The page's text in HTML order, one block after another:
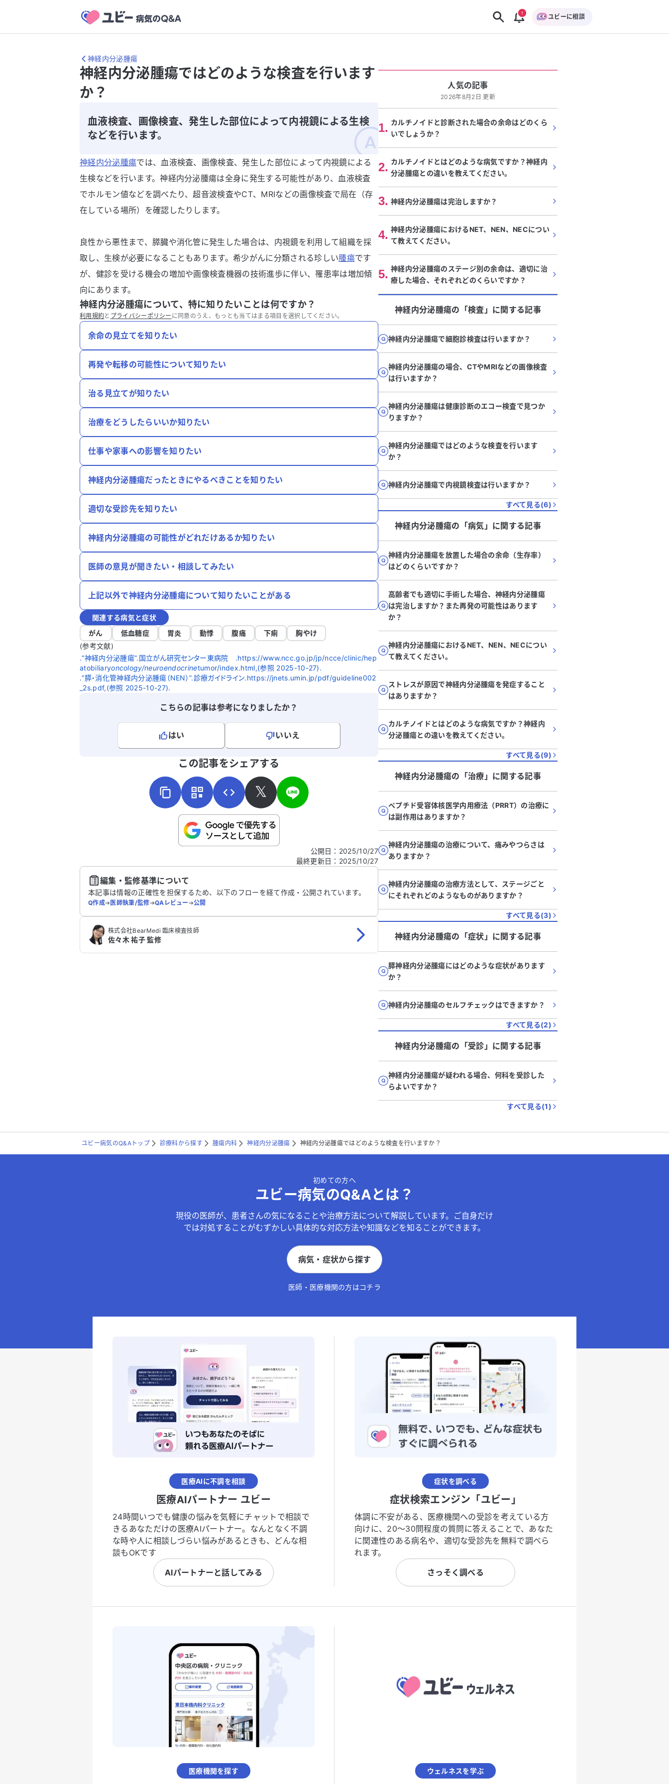
ユビーに相談
神経内分泌腫瘍
神経内分泌腫瘍ではどのような検査を行います
か？
血液検査、画像検査、発生した部位によって内視鏡による生検
などを行います。
神経内分泌腫瘍では、血液検査、画像検査、発生した部位によって内視鏡による
生検などを行います。神経内分泌腫瘍は全身に発生する可能性があり、血液検査
でホルモン値などを調べたり、超音波検査やCT、MRIなどの画像検査で局在（存
在している場所）を確認したりします。
良性から悪性まで、膵臓や消化管に発生した場合は、内視鏡を利用して組織を採
取し、生検が必要になることもあります。希少がんに分類される珍しい腫瘍です
が、健診を受ける機会の増加や画像検査機器の技術進歩に伴い、罹患率は増加傾
向にあります。
神経内分泌腫瘍について、特に知りたいことは何ですか？
利用規約と プライバシーポリシー に同意のうえ、もっとも当てはまる項目を選択してください。
余命の見立てを知りたい
再発や転移の可能性について知りたい
治る見立てが知りたい
治療をどうしたらいいか知りたい
仕事や家事への影響を知りたい
神経内分泌腫瘍だったときにやるべきことを知りたい
適切な受診先を知りたい
神経内分泌腫瘍の可能性がどれだけあるか知りたい
医師の意見が聞きたい・相談してみたい
上記以外で神経内分泌腫瘍について知りたいことがある
関連する病気と症状
がん
低血糖症 胃炎 動悸 腹痛 下痢
胸やけ
(参考文献)
.“神経内分泌腫瘍”.国立がん研究センター東病院 .https://www.ncc.go.jp/jp/ncce/clinic/hep
atobiliaryoncology/neuroendocrinetumor/index.html,(参照 2025-10-27).
.“膵・消化管神経内分泌腫瘍（NEN）”.診療ガイドライン.https://jnets.umin.jp/pdf/guideline002
_2s.pdf,(参照 2025-10-27).
こちらの記事は参考になりましたか？
はい
いいえ
こちらは送信専用のフォームです。氏名やご自身の病気の詳細などの個人情報は入れないでくだ
この記事をシェアする
𝕏
公開日 ： 2025/10/27
最終更新日 ： 2025/10/27
編集・監修基準について
本記事は情報の正確性を担保するため、以下のフローを経て作成・公開されています。
Q作成➔医師執筆/監修➔QAレビュー➔公開
株式会社BearMedi 臨床検査技師
佐々木 祐子 監修
人気の記事
2026年8月2日 更新
1. カルチノイドと診断された場合の余命はどのくら
いでしょうか？
2. カルチノイドとはどのような病気ですか？神経内
分泌腫瘍との違いを教えてください。
3. 神経内分泌腫瘍は完治しますか？
4. 神経内分泌腫瘍におけるNET、NEN、NECについ
て教えてください。
5. 神経内分泌腫瘍のステージ別の余命は、適切に治
療した場合、それぞれどのくらいですか？
神経内分泌腫瘍の「検査 」に関する記事
神経内分泌腫瘍で細胞診検査は行いますか？
神経内分泌腫瘍の場合、CTやMRIなどの画像検査
は行いますか？
神経内分泌腫瘍は健康診断のエコー検査で見つか
りますか？
神経内分泌腫瘍ではどのような検査を行います
か？
神経内分泌腫瘍で内視鏡検査は行いますか？
すべて見る(6)
神経内分泌腫瘍の「病気 」に関する記事
神経内分泌腫瘍を放置した場合の余命（生存率）
はどのくらいですか？
高齢者でも適切に手術した場合、神経内分泌腫瘍
は完治しますか？また再発の可能性はあります
か？
神経内分泌腫瘍におけるNET、NEN、NECについ
て教えてください。
ストレスが原因で神経内分泌腫瘍を発症すること
はありますか？
カルチノイドとはどのような病気ですか？神経内
分泌腫瘍との違いを教えてください。
すべて見る(9)
神経内分泌腫瘍の「治療 」に関する記事
ペプチド受容体核医学内用療法（PRRT）の治療に
は副作用はありますか？
神経内分泌腫瘍の治療について、痛みやつらさは
ありますか？
神経内分泌腫瘍の治療方法として、ステージごと
にそれぞれどのようなものがありますか？
すべて見る(3)
神経内分泌腫瘍の「症状 」に関する記事
膵神経内分泌腫瘍にはどのような症状があります
か？
神経内分泌腫瘍のセルフチェックはできますか？
すべて見る(2)
神経内分泌腫瘍の「受診 」に関する記事
神経内分泌腫瘍が疑われる場合、何科を受診した
らよいですか？
すべて見る(1)
ユビー病気のQ&Aトップ 診療科から探す 腫瘍内科 神経内分泌腫瘍 神経内分泌腫瘍ではどのような検査を行いますか？
初めての方へ
ユビー病気のQ&Aとは？
現役の医師が、患者さんの気になることや治療方法について解説しています。ご自身だけ
では対処することがむずかしい具体的な対応方法や知識などを知ることができます。
病気・症状から探す
医師・医療機関の方はコチラ
医療AIに不調を相談
医療AIパートナー ユビー
24時間いつでも健康の悩みを気軽にチャットで相談で
きるあなただけの医療AIパートナー。なんとなく不調
な時や人に相談しづらい悩みがあるときも、どんな相
談もOKです
AIパートナーと話してみる
症状を調べる
症状検索エンジン「ユビー」
体調に不安がある、医療機関への受診を考えている方
向けに、20〜30問程度の質問に答えることで、あなた
に関連性のある病名や、適切な受診先を無料で調べら
れます。
さっそく調べる
医療機関を探す ウェルネスを学ぶ